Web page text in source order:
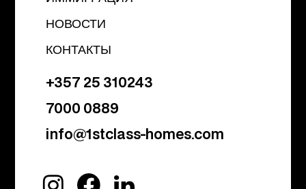
НОВОСТИ
КОНТАКТЫ
+357 25 310243
7000 0889
info@1stclass-homes.com